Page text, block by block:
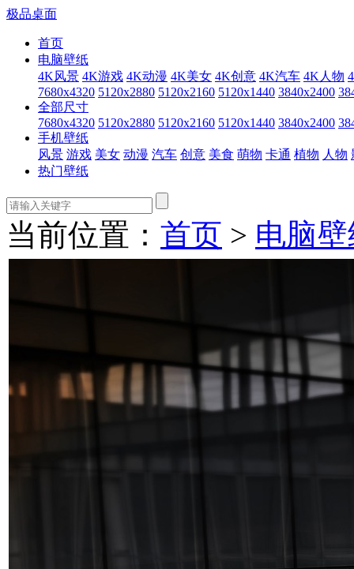
极品桌面
首页
电脑壁纸
4K风景 4K游戏 4K动漫 4K美女 4K创意 4K汽车 4K人物
7680x4320 5120x2880 5120x2160 5120x1440 3840x2400
全部尺寸
7680x4320 5120x2880 5120x2160 5120x1440 3840x2400
手机壁纸
风景 游戏 美女 动漫 汽车 创意 美食 萌物 卡通 植物 人物
热门壁纸
当前位置： 首页 > 电脑